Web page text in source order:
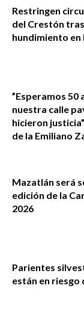
Restringen
del Crestón
hundimiento en
”Esperamos 50
nuestra calle
hicieron
de la Emiliano
Mazatlán será
edición de la
2026
Parientes
están en riesgo